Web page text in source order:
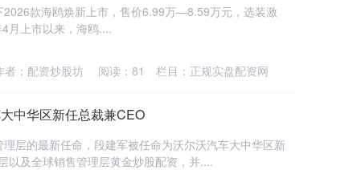
款海鸥焕新上市，售价6.99万—8.59万元，选装激
月上市以来，海鸥....
者：配资炒股坊 阅读： 81 栏目： 正规实盘配资网
中华区新任总裁兼CEO
层的最新任命，段建军被任命为沃尔沃汽车大中华区新
以及全球销售管理层黄金炒股配资，并....